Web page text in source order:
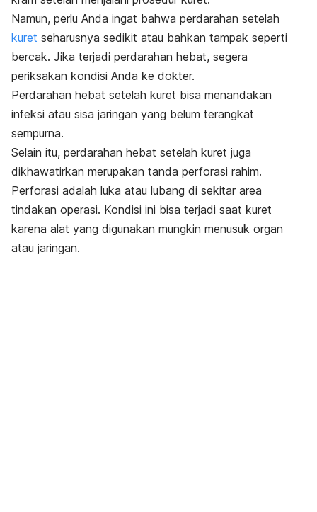
Namun, perlu Anda ingat bahwa perdarahan setelah
kuret seharusnya sedikit atau bahkan tampak seperti
bercak. Jika terjadi perdarahan hebat, segera
periksakan kondisi Anda ke dokter.
Perdarahan hebat setelah kuret bisa menandakan
infeksi atau sisa jaringan yang belum terangkat
sempurna.
Selain itu, perdarahan hebat setelah kuret juga
dikhawatirkan merupakan tanda perforasi rahim.
Perforasi adalah luka atau lubang di sekitar area
tindakan operasi. Kondisi ini bisa terjadi saat kuret
karena alat yang digunakan mungkin menusuk organ
atau jaringan.